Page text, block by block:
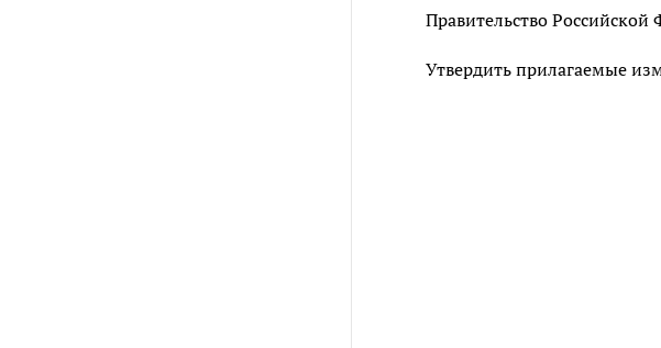
Правительство Российской
Утвердить прилагаемые